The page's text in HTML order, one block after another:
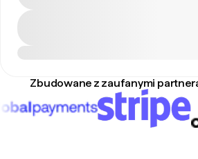
Zbudowane z zaufanymi